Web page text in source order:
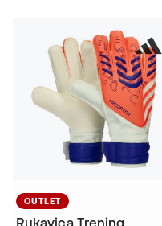
OUTLET
Rukavica Trening